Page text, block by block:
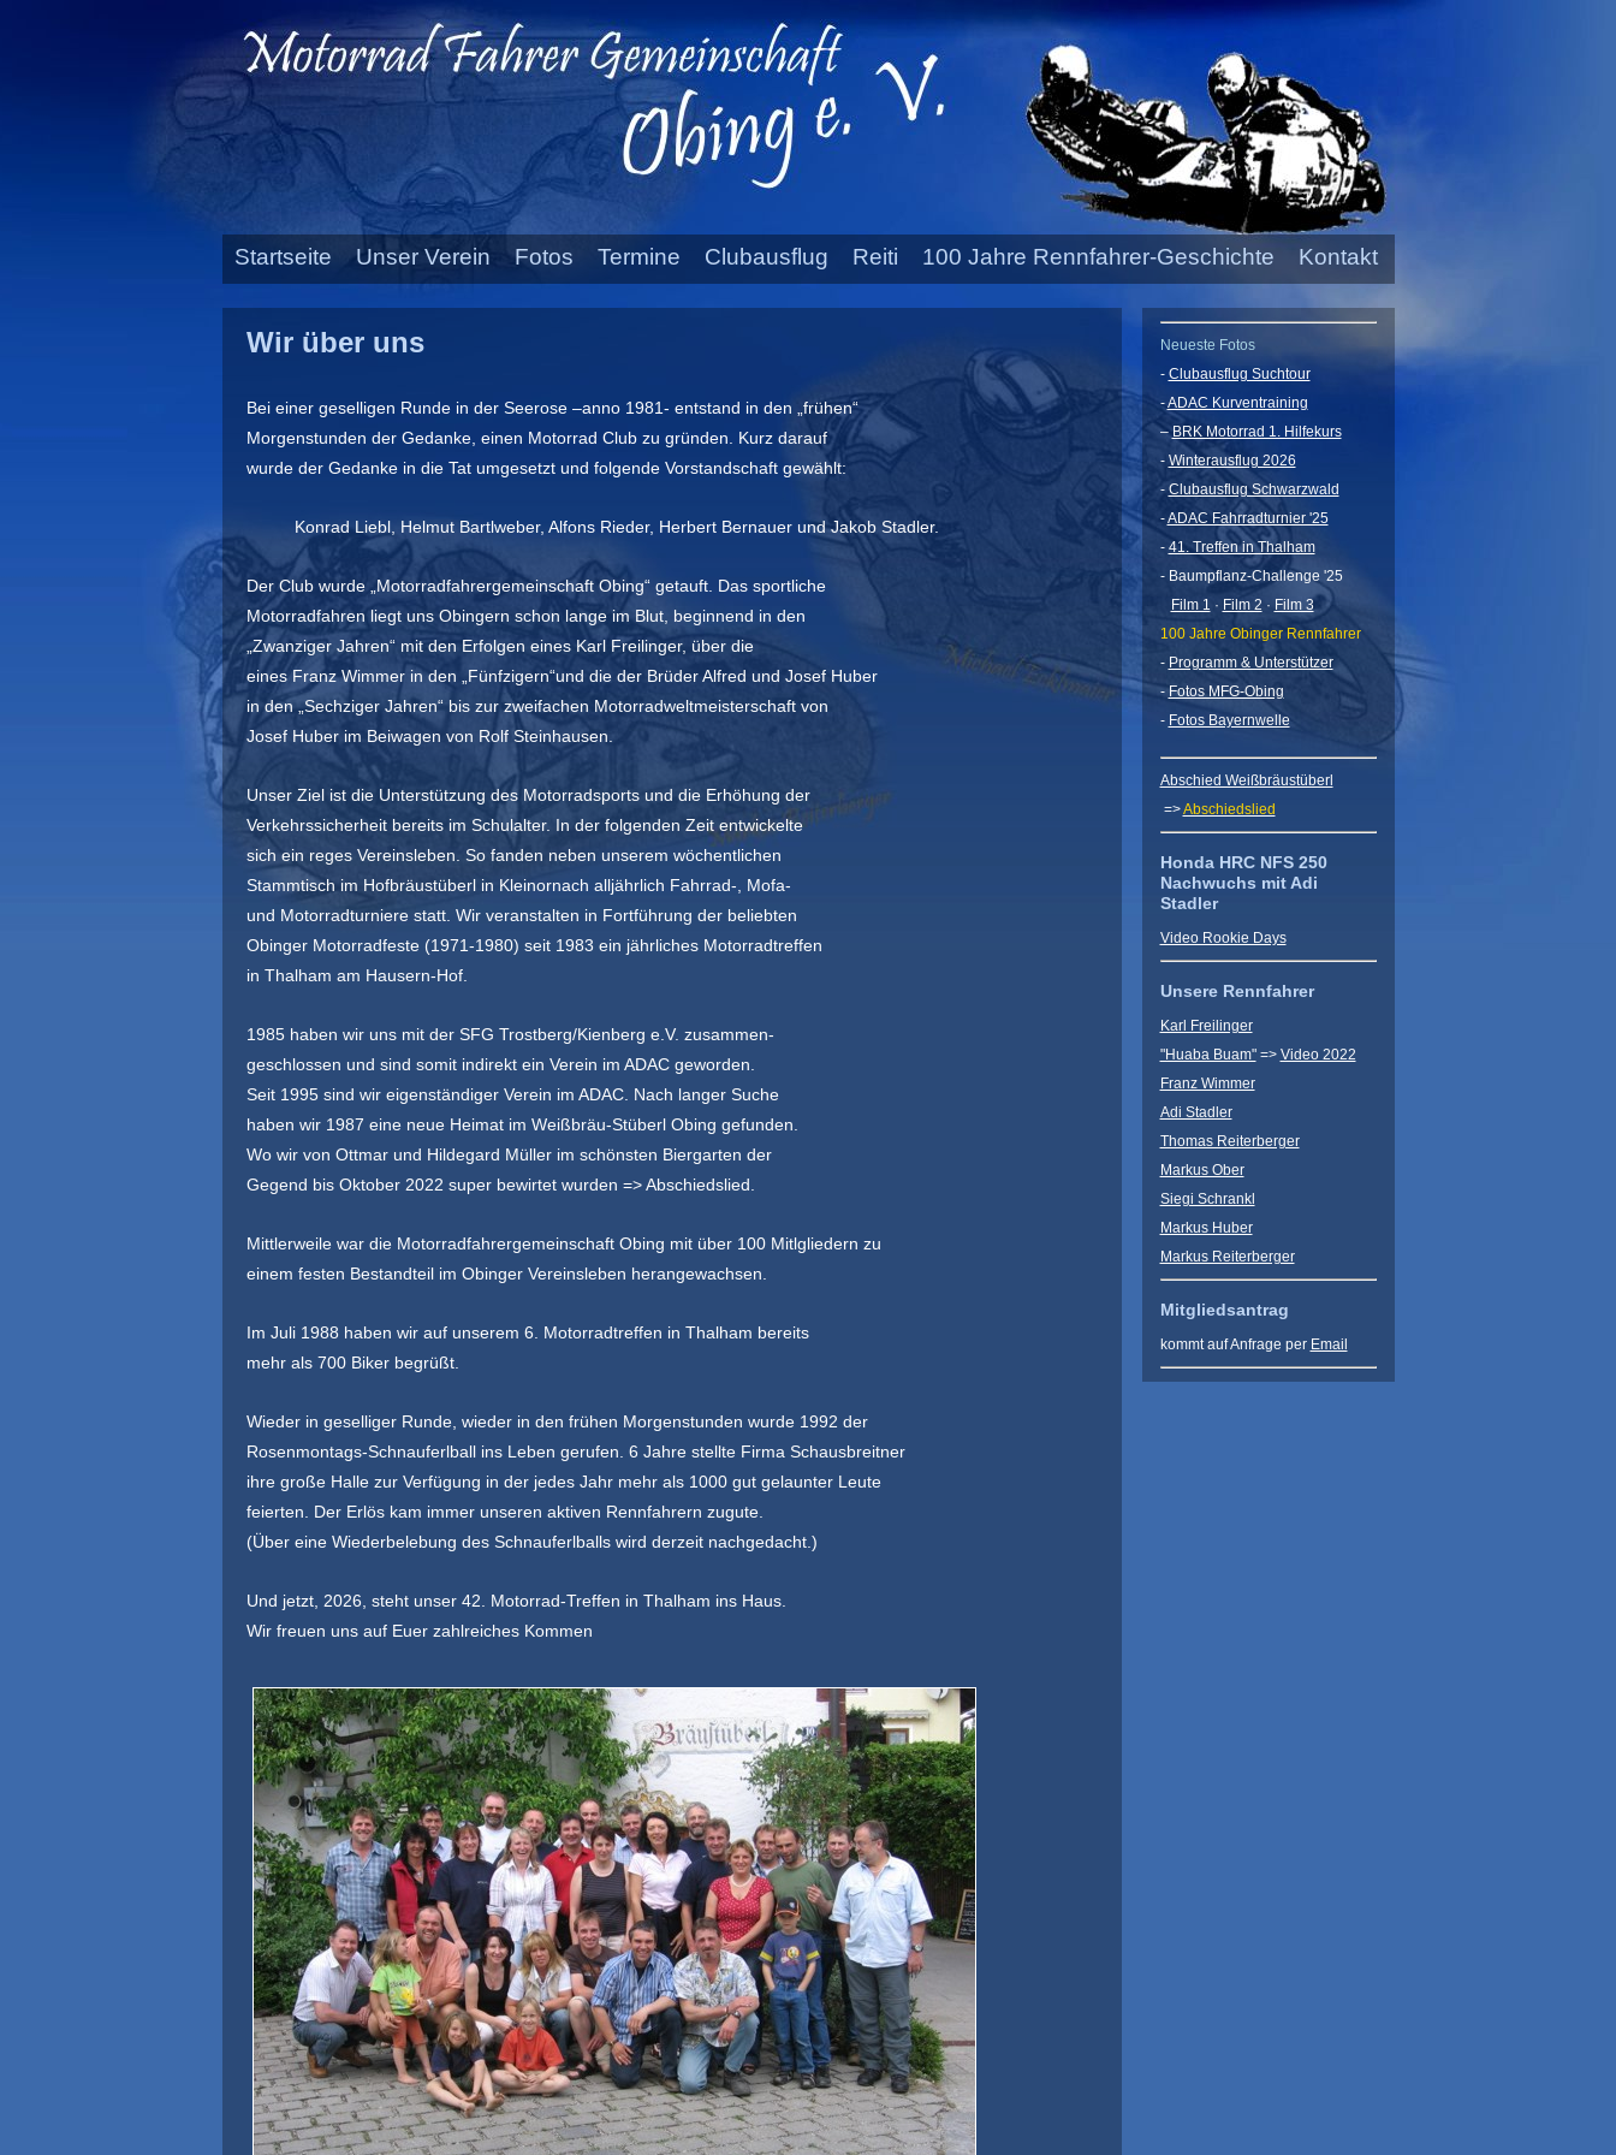
Startseite Unser Verein Fotos Termine Clubausflug Reiti 100 Jahre Rennfahrer-Geschichte Kontakt
Wir über uns
Bei einer geselligen Runde in der Seerose –anno 1981- entstand in den „frühen“
Morgenstunden der Gedanke, einen Motorrad Club zu gründen. Kurz darauf
wurde der Gedanke in die Tat umgesetztund folgendeVorstandschaft gewählt:
Konrad Liebl, Helmut Bartlweber, Alfons Rieder, Herbert Bernauer und Jakob Stadler.
Der Club wurde „Motorradfahrergemeinschaft Obing“ getauft. Das sportliche
Motorradfahren liegtuns Obingern schon lange im Blut, beginnend in den
„Zwanziger Jahren“ mit den Erfolgen einesKarl Freilinger, über die
einesFranz Wimmer in den „Fünfzigern“und die der Brüder Alfred und Josef Huber
in den „Sechziger Jahren“ bis zurzweifachen Motorradweltmeisterschaft von
Josef Huber im Beiwagen von Rolf Steinhausen.
Unser Ziel ist die Unterstützung des Motorradsports und die Erhöhung der
Verkehrssicherheit bereits im Schulalter. In der folgenden Zeit entwickelte
sich ein reges Vereinsleben. So fanden neben unserem wöchentlichen
Stammtisch im Hofbräustüberl in Kleinornach alljährlich Fahrrad-, Mofa-
und Motorradturnierestatt. Wir veranstalten in Fortführung der beliebten
Obinger Motorradfeste (1971-1980) seit 1983 ein jährlichesMotorradtreffen
in Thalham am Hausern-Hof.
1985 haben wir uns mit der SFG Trostberg/Kienberg e.V. zusammen-
geschlossen und sind somit indirektein Verein im ADAC geworden.
Seit 1995 sind wir eigenständiger Verein im ADAC. Nach langer Suche
haben wir 1987 eine neue Heimat im Weißbräu-Stüberl Obing gefunden.
Wo wir von Ottmar und Hildegard Müller im schönsten Biergarten der
Gegend bis Oktober 2022 super bewirtet wurden => Abschiedslied.
Mittlerweile war die Motorradfahrergemeinschaft Obing mit über 100 Mitlgliedern zu
einem festen Bestandteil im Obinger Vereinsleben herangewachsen.
Im Juli 1988 haben wir auf unserem 6. Motorradtreffen in Thalham bereits
mehr als 700 Biker begrüßt.
Wieder in geselliger Runde, wieder in den frühen Morgenstunden wurde 1992 der
Rosenmontags-Schnauferlballins Leben gerufen. 6 Jahre stellte Firma Schausbreitner
ihre große Hallezur Verfügung in der jedes Jahrmehr als 1000 gut gelaunter Leute
feierten. Der Erlös kam immerunseren aktiven Rennfahrern zugute.
(Über eine Wiederbelebung des Schnauferlballs wird derzeit nachgedacht.)
Und jetzt, 2026, steht unser 42. Motorrad-Treffen in Thalham ins Haus.
Wir freuen uns auf Euer zahlreiches Kommen
Neueste Fotos
- Clubausflug Suchtour
-ADAC Kurventraining
– BRK Motorrad 1. Hilfekurs
- Winterausflug 2026
- Clubausflug Schwarzwald
-ADAC Fahrradturnier '25
- 41. Treffen in Thalham
- Baumpflanz-Challenge '25
Film 1 · Film 2 · Film 3
100 Jahre Obinger Rennfahrer
- Programm & Unterstützer
-Fotos MFG-Obing
- Fotos Bayernwelle
Abschied Weißbräustüberl
=>Abschiedslied
Honda HRC NFS 250
Nachwuchs mit Adi
Stadler
Video Rookie Days
Unsere Rennfahrer
Karl Freilinger
"Huaba Buam"=> Video 2022
Franz Wimmer
Adi Stadler
Thomas Reiterberger
Markus Ober
Siegi Schrankl
Markus Huber
Markus Reiterberger
Mitgliedsantrag
kommt auf Anfrage per Email